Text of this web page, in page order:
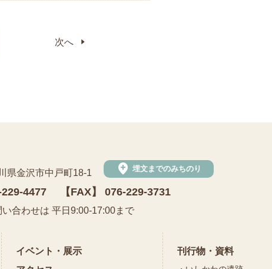
次へ
勾玉
銅鐸
文化財センター
県金沢市中戸町18-1 add_location 埋文までのみちのり
4477 【FAX】 076-229-3731
合わせは 平日9:00-17:00まで
イベント・展示
刊行物・資料